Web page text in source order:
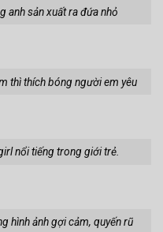
anh sản xuất ra đứa nhỏ
thì thích bóng người em yêu
nổi tiếng trong giới trẻ.
hình ảnh gợi cảm, quyến rũ